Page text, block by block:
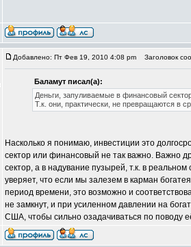
Добавлено: Пт Фев 19, 2010 4:08 pm Заголовок
Баламут писал(а):
Деньги, запуливаемые в финансовый
Т.к. они, практически, не превращаются в
Насколько я понимаю, инвестиции это
сектор или финансовый не так важно. Важно
сектор, а в надувание пузырей, т.к. в
уверяет, что если мы залезем в карман
период времени, это возможно и
не замкнут, и при усиленном давлении на
США, чтобы сильно озадачиваться по поводу